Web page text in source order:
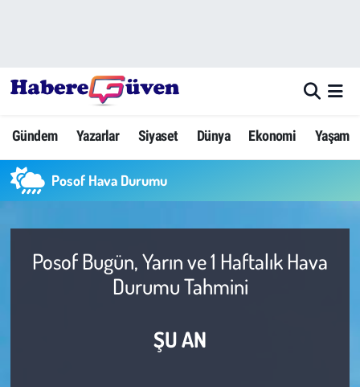
Gündem Yazarlar Siyaset Dünya Ekonomi Yaşam
Posof Hava Durumu
Posof Bugün, Yarın ve 1 Haftalık Hava
Durumu Tahmini
ŞU AN
Yazarlar
Dünya
Siyaset
Ekonomi
Yaşam
Hava Durumu
Trafik Durumu
Süper Lig Puan Durumu ve Fikstür
Tüm Manşetler
Son Dakika Haberleri